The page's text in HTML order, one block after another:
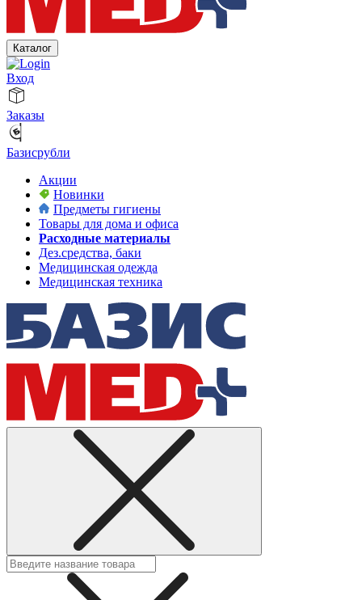
Каталог
Вход
Заказы
Базисрубли
Акции
Новинки
Предметы гигиены
Товары для дома и офиса
Расходные материалы
Дез.средства, баки
Медицинская одежда
Медицинская техника